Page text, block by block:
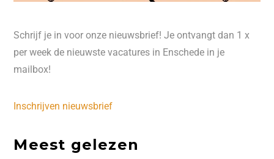
Schrijf je in voor onze nieuwsbrief! Je ontvangt dan 1 x
per week de nieuwste vacatures in Enschede in je
mailbox!
Inschrijven nieuwsbrief
Meest gelezen